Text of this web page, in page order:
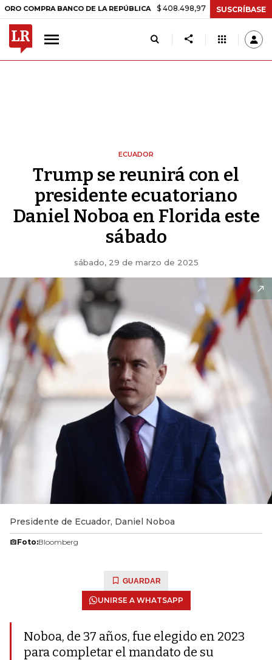
BANCO DE LA REPÚBLICA $ 408.498,97 +$ 8.753,81 +2,19%
SUSCRÍBASE
ECUADOR
Trump se reunirá con el
presidente ecuatoriano
Daniel Noboa en Florida este
sábado
sábado, 29 de marzo de 2025
Presidente de Ecuador, Daniel Noboa
Foto:Bloomberg
GUARDAR
UNIRSE A WHATSAPP
Noboa, de 37 años, fue elegido en 2023
para completar el mandato de su